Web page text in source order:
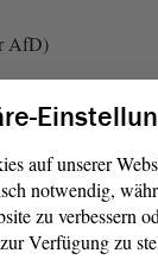
AfD)
sich inhaltlich
hier vorn zum
habe ich aber
Es haben
auf unserer
notwendig,
zu verbessern
Verfügung zu